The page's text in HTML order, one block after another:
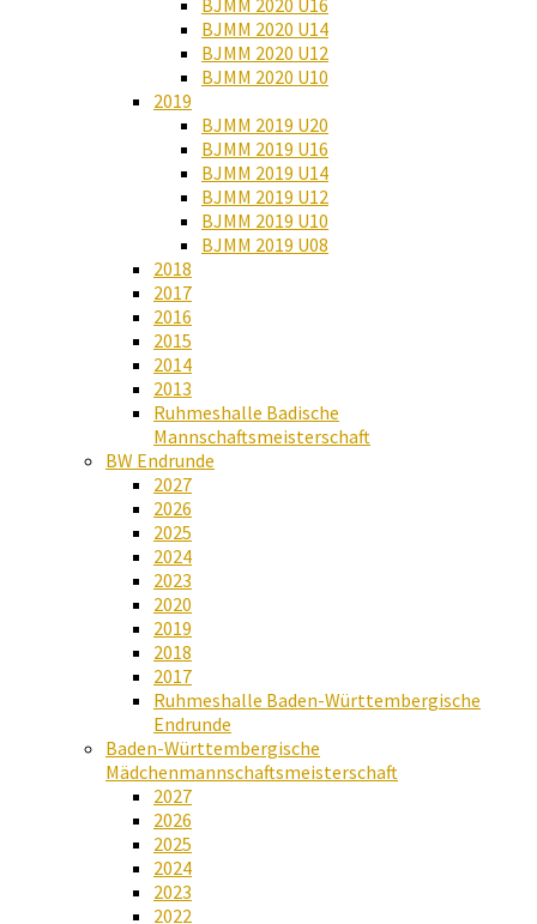
BJMM 2020 U16
BJMM 2020 U14
BJMM 2020 U12
BJMM 2020 U10
2019
BJMM 2019 U20
BJMM 2019 U16
BJMM 2019 U14
BJMM 2019 U12
BJMM 2019 U10
BJMM 2019 U08
2018
2017
2016
2015
2014
2013
Ruhmeshalle Badische
Mannschaftsmeisterschaft
BW Endrunde
2027
2026
2025
2024
2023
2020
2019
2018
2017
Ruhmeshalle Baden-Württembergische
Endrunde
Baden-Württembergische
Mädchenmannschaftsmeisterschaft
2027
2026
2025
2024
2023
2022